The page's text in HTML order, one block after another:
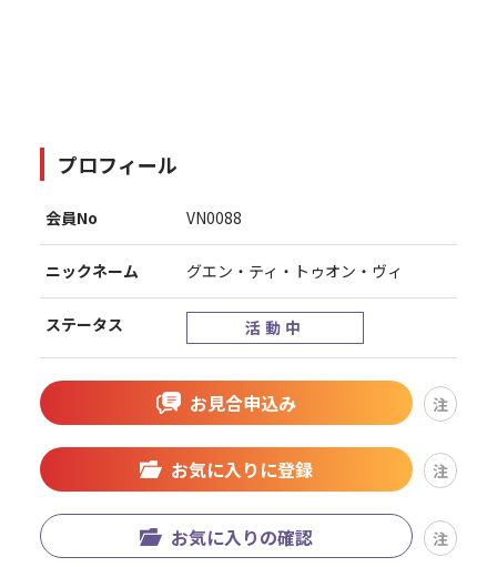
プロフィール
会員No VN0088
ニックネーム グエン・ティ・トゥオン・ヴィ
ステータス 活動中
お見合申込み 注
お気に入りに登録 注
お気に入りの確認 注